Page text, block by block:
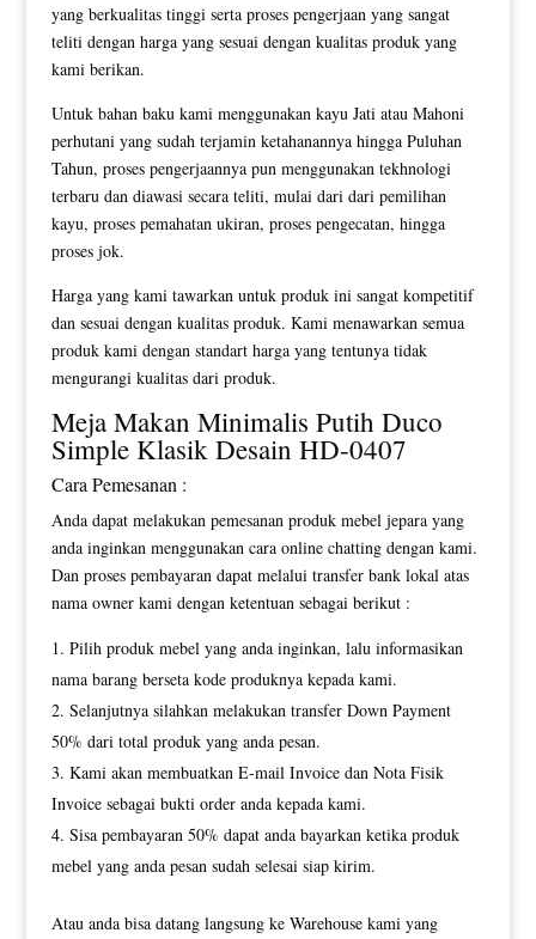
yang berkualitas tinggi serta proses pengerjaan yang sangat
teliti dengan harga yang sesuai dengan kualitas produk yang
kami berikan.
Untuk bahan baku kami menggunakan kayu Jati atau Mahoni
perhutani yang sudah terjamin ketahanannya hingga Puluhan
Tahun, proses pengerjaannya pun menggunakan tekhnologi
terbaru dan diawasi secara teliti, mulai dari dari pemilihan
kayu, proses pemahatan ukiran, proses pengecatan, hingga
proses jok.
Harga yang kami tawarkan untuk produk ini sangat kompetitif
dan sesuai dengan kualitas produk. Kami menawarkan semua
produk kami dengan standart harga yang tentunya tidak
mengurangi kualitas dari produk.
Meja Makan Minimalis Putih Duco
Simple Klasik Desain HD-0407
Cara Pemesanan :
Anda dapat melakukan pemesanan produk mebel jepara yang
anda inginkan menggunakan cara online chatting dengan kami.
Dan proses pembayaran dapat melalui transfer bank lokal atas
nama owner kami dengan ketentuan sebagai berikut :
Pilih produk mebel yang anda inginkan, lalu informasikan
nama barang berseta kode produknya kepada kami.
Selanjutnya silahkan melakukan transfer Down Payment
50% dari total produk yang anda pesan.
Kami akan membuatkan E-mail Invoice dan Nota Fisik
Invoice sebagai bukti order anda kepada kami.
Sisa pembayaran 50% dapat anda bayarkan ketika produk
mebel yang anda pesan sudah selesai siap kirim.
Atau anda bisa datang langsung ke Warehouse kami yang